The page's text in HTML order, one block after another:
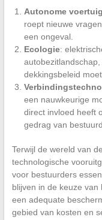
Autonome
roept nieuwe
een ongeval.
Ecologie:
dekkingsbeleid
een nauwkeurige
direct invloed heeft
gedrag van
Terwijl de wereld van
technologische
voor bestuurders
blijven in de keuze
een adequate
gebied van kosten en